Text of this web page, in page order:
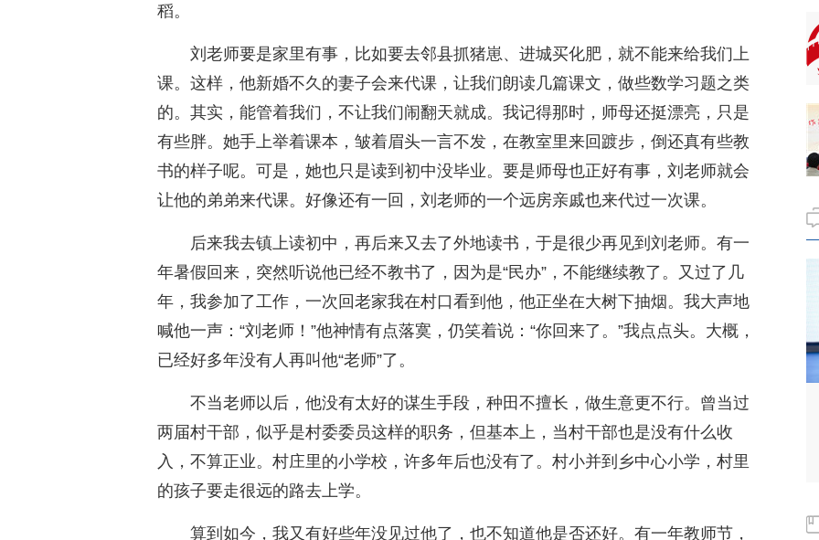
稻。
刘老师要是家里有事，比如要去邻县抓猪崽、进城买化肥，就不能来给我们上
课。这样，他新婚不久的妻子会来代课，让我们朗读几篇课文，做些数学习题之类
的。其实，能管着我们，不让我们闹翻天就成。我记得那时，师母还挺漂亮，只是
有些胖。她手上举着课本，皱着眉头一言不发，在教室里来回踱步，倒还真有些教
书的样子呢。可是，她也只是读到初中没毕业。要是师母也正好有事，刘老师就会
让他的弟弟来代课。好像还有一回，刘老师的一个远房亲戚也来代过一次课。
后来我去镇上读初中，再后来又去了外地读书，于是很少再见到刘老师。有一
年暑假回来，突然听说他已经不教书了，因为是“民办”，不能继续教了。又过了几
年，我参加了工作，一次回老家我在村口看到他，他正坐在大树下抽烟。我大声地
喊他一声：“刘老师！”他神情有点落寞，仍笑着说：“你回来了。”我点点头。大概，
已经好多年没有人再叫他“老师”了。
不当老师以后，他没有太好的谋生手段，种田不擅长，做生意更不行。曾当过
两届村干部，似乎是村委委员这样的职务，但基本上，当村干部也是没有什么收
入，不算正业。村庄里的小学校，许多年后也没有了。村小并到乡中心小学，村里
的孩子要走很远的路去上学。
算到如今，我又有好些年没见过他了，也不知道他是否还好。有一年教师节，